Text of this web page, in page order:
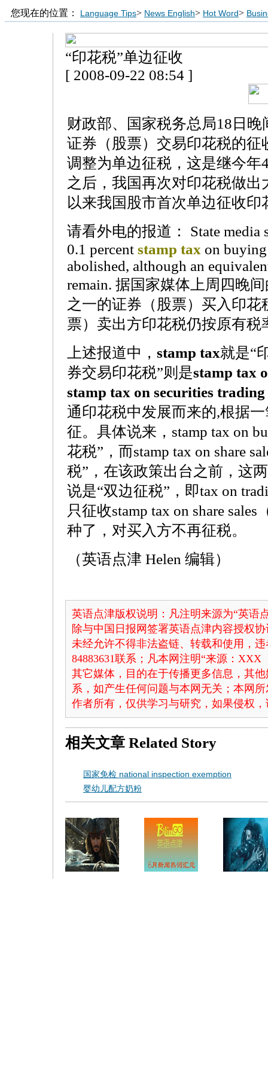
您现在的位置： Language Tips> News English> Hot Word>
“印花税”单边征收
[ 2008-09-22 08:54 ]
财政部、国家税务总局18日
证券（股票）交易印花税的
调整为单边征税，这是继今年
之后，我国再次对印花税做出
以来我国股市首次单边征收印
请看外电的报道： State media
0.1 percent stamp tax on
abolished, although an
remain. 据国家媒体上周四晚
之一的证券（股票）买入印
票）卖出方印花税仍按原有税
上述报道中， stamp tax就是“
券交易印花税”则是stamp tax
stamp tax on securities trading
通印花税中发展而来的,根据
征。具体说来，stamp tax on
花税”，而stamp tax on share
税”，在该政策出台之前，这
说是“双边征税”，即tax on
只征收stamp tax on share
种了，对买入方不再征税。
（英语点津 Helen 编辑）
英语点津版权说明：凡注明来源为“英语
除与中国日报网签署英语点津内容授权
未经允许不得非法盗链、转载和使用，
84883631联系；凡本网注明“来源：
其它媒体，目的在于传播更多信息，其
系，如产生任何问题与本网无关；本网
作者所有，仅供学习与研究，如果侵权
相关文章 Related Story
国家免检 national inspection exemption
婴幼儿配方奶粉